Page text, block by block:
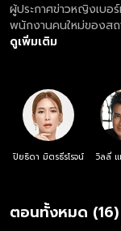
ผู้ประกาศข่าวหญิงเบอ
พนักงานคนใหม่ของส
ต้องการที่จะแย่งคนรัก
ดูเพิ่มเติม
ปิยธิดา มิตรธีรโรจน์ วิลลี่
ตอนทั้งหมด (16)